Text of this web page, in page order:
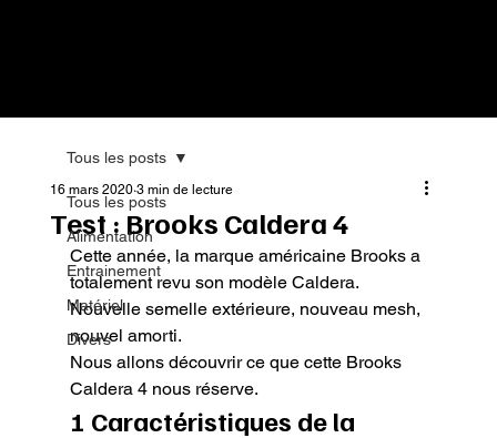
Tous les posts
Alimentation
Entrainement
Matériel
Divers
Tous les posts
Test : Brooks Caldera 4
16 mars 2020 3 min de lecture
Cette année, la marque américaine Brooks a
totalement revu son modèle Caldera.
Nouvelle semelle extérieure, nouveau mesh,
nouvel amorti.
Nous allons découvrir ce que cette Brooks
Caldera 4 nous réserve.
1 Caractéristiques de la